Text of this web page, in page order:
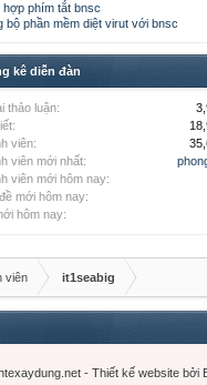
hợp phím tắt bnsc
bộ phần mềm diệt virut với bnsc
kê diễn đàn
thảo luận:
viên:
viên mới nhất:
viên mới hôm nay:
mới hôm nay:
hôm nay:
viên it1seabig
- Thiết kế website bởi